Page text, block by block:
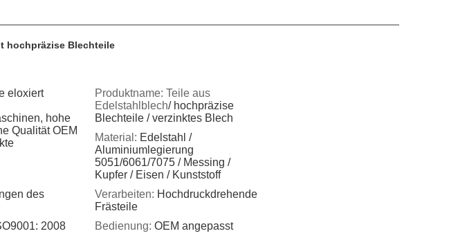
hochpräzise Blechteile
eloxiert
hohe
Qualität OEM
Produktname: Teile aus
Edelstahlblech/ hochpräzise
Blechteile / verzinktes Blech
Material: Edelstahl /
Aluminiumlegierung
5051/6061/7075 / Messing /
Kupfer / Eisen / Kunststoff
des
Verarbeiten: Hochdruckdrehende
Frästeile
2008 Bedienung: OEM angepasst